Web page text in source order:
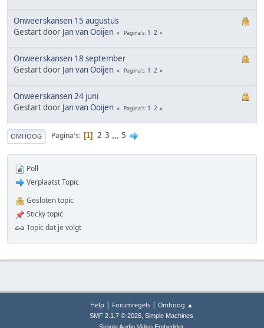
Onweerskansen 15 augustus
Gestart door Jan van Ooijen Pagina's 1 2
Onweerskansen 18 september
Gestart door Jan van Ooijen Pagina's 1 2
Onweerskansen 24 juni
Gestart door Jan van Ooijen Pagina's 1 2
OMHOOG Pagina's 1 2 3 ... 5
Poll
Verplaatst Topic
Gesloten topic
Sticky topic
Topic dat je volgt
Help | Forumregels| Omhoog ▲
SMF 2.1.7 © 2026, Simple Machines